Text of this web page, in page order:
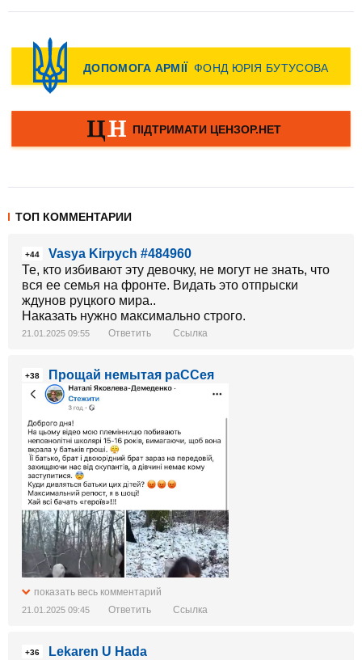
ТОП КОММЕНТАРИИ
+44
Vasya Kirpych #484960
Те, кто избивают эту девочку, не могут не знать, что
вся ее семья на фронте. Видать это отпрыски
ждунов руцкого мира..
Наказать нужно максимально строго.
21.01.2025 09:55 Ответить Ссылка
+38 Прощай немытая раССея
показать весь комментарий
21.01.2025 09:45 Ответить Ссылка
+36
Lekaren U Hada